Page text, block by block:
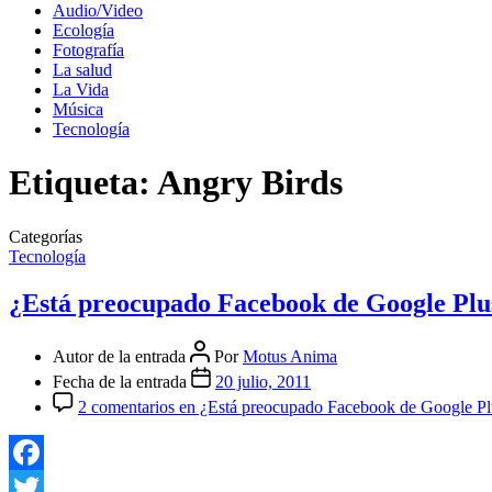
Audio/Video
Ecología
Fotografía
La salud
La Vida
Música
Tecnología
Etiqueta: Angry Birds
Categorías
Tecnología
¿Está preocupado Facebook de Google
Autor de la entrada PorMotus Anima
Fecha de la entrada
20 julio, 2011
2 comentarios en ¿Está preocupado Facebook de Google
Facebook